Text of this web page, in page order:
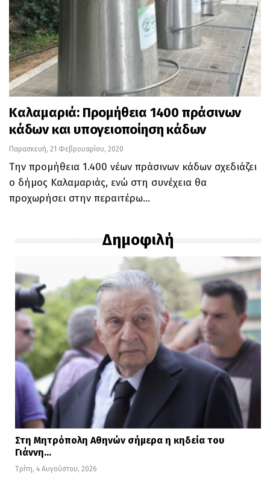
Καλαμαριά: Προμήθεια 1400 πράσινων
κάδων και υπογειοποίηση κάδων
Παρασκευή, 21 Φεβρουαρίου, 2020
Tην προμήθεια 1.400 νέων πράσινων κάδων σχεδιάζει
ο δήμος Καλαμαριάς, ενώ στη συνέχεια θα
προχωρήσει στην περαιτέρω…
Δημοφιλή
Στη Μητρόπολη Αθηνών σήμερα η κηδεία του
Γιάννη…
Τρίτη, 4 Αυγούστου, 2026